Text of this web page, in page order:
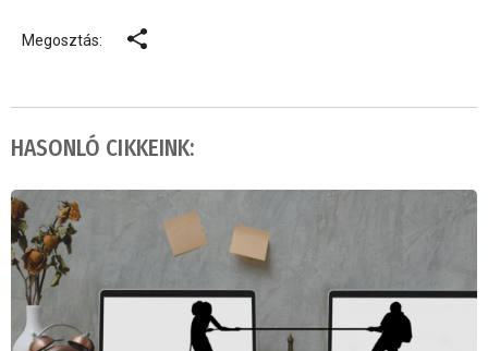
Megosztás:
HASONLÓ CIKKEINK: